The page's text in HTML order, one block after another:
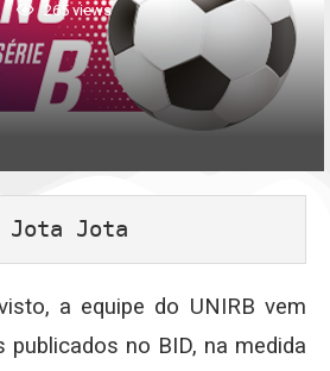
265views
Jota Jota
a equipe do UNIRB vem
no BID, na medida